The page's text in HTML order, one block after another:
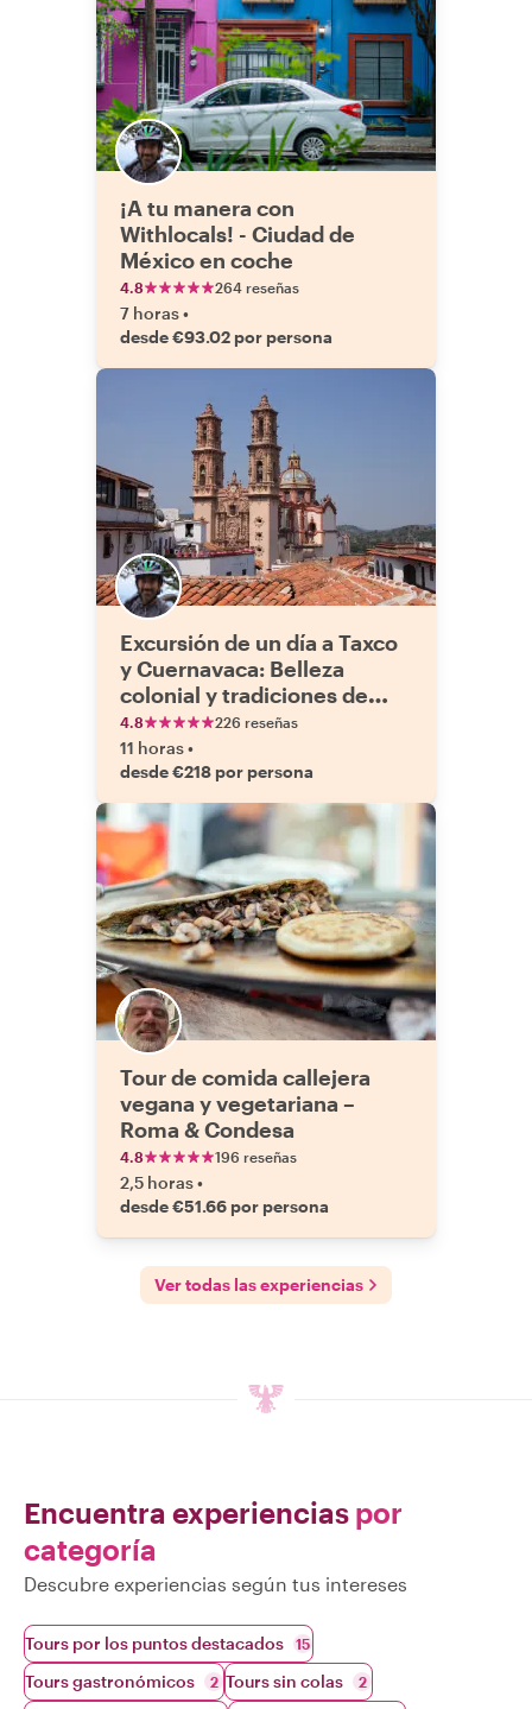
¡A tu manera con
Withlocals! - Ciudad de
México en coche
4.8 264 reseñas
7 horas•
desde €93.02 por persona
Excursión de un día a Taxco
y Cuernavaca: Belleza
colonial y tradiciones de
plata
4.8 226 reseñas
11 horas•
desde €218 por persona
Tour de comida callejera
vegana y vegetariana –
Roma & Condesa
4.8 196 reseñas
2,5 horas•
desde €51.66 por persona
Ver todas las experiencias
Encuentra experiencias por
categoría
Descubre experiencias según tus intereses
Tours por los puntos destacados 15
Tours gastronómicos 2 Tours sin colas 2